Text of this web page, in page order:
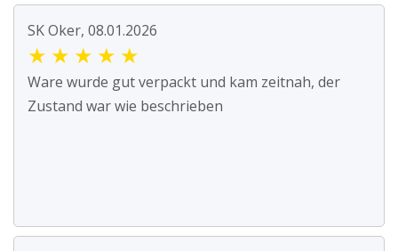
SK Oker, 08.01.2026
★ ★ ★ ★ ★
Ware wurde gut verpackt und kam zeitnah, der
Zustand war wie beschrieben